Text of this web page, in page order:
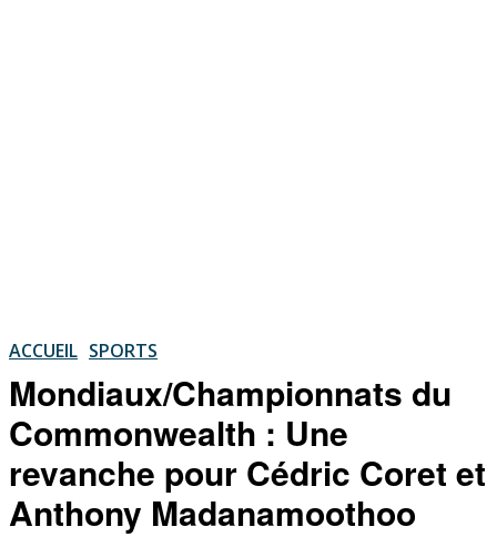
ACCUEIL SPORTS
Mondiaux/Championnats du
Commonwealth : Une
revanche pour Cédric Coret et
Anthony Madanamoothoo